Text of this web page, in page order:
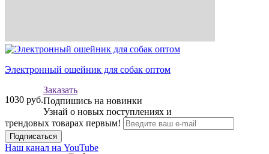
Электронный ошейник для собак оптом
1030 руб.
Заказать
Подпишись на новинки
Узнай о новых поступлениях и
трендовых товарах первым!
Подписаться
Наш канал на YouTube